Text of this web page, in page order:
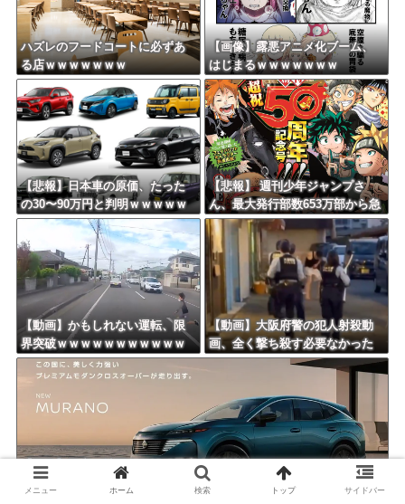
ハズレのフードコートに必ずあ
る店ｗｗｗｗｗｗｗ
【画像】露悪アニメ化ブーム、
はじまるｗｗｗｗｗｗｗ
【悲報】日本車の原価、たった
の30〜90万円と判明ｗｗｗｗｗ
ｗｗｗｗｗｗ
【悲報】 週刊少年ジャンプさ
ん、最大発行部数653万部から急
降下でついに100万部を割ってし
まうｗｗｗｗｗｗｗ
【動画】かもしれない運転、限
界突破ｗｗｗｗｗｗｗｗｗｗｗ
ｗｗｗｗｗｗ
【動画】大阪府警の犯人射殺動
画、全く撃ち殺す必要なかった
ｗｗｗｗｗｗｗｗｗｗｗ
【画像】日産が社運をかけて発売するSUVｗｗｗｗｗｗｗ
メニュー ホーム 検索 トップ サイドバー